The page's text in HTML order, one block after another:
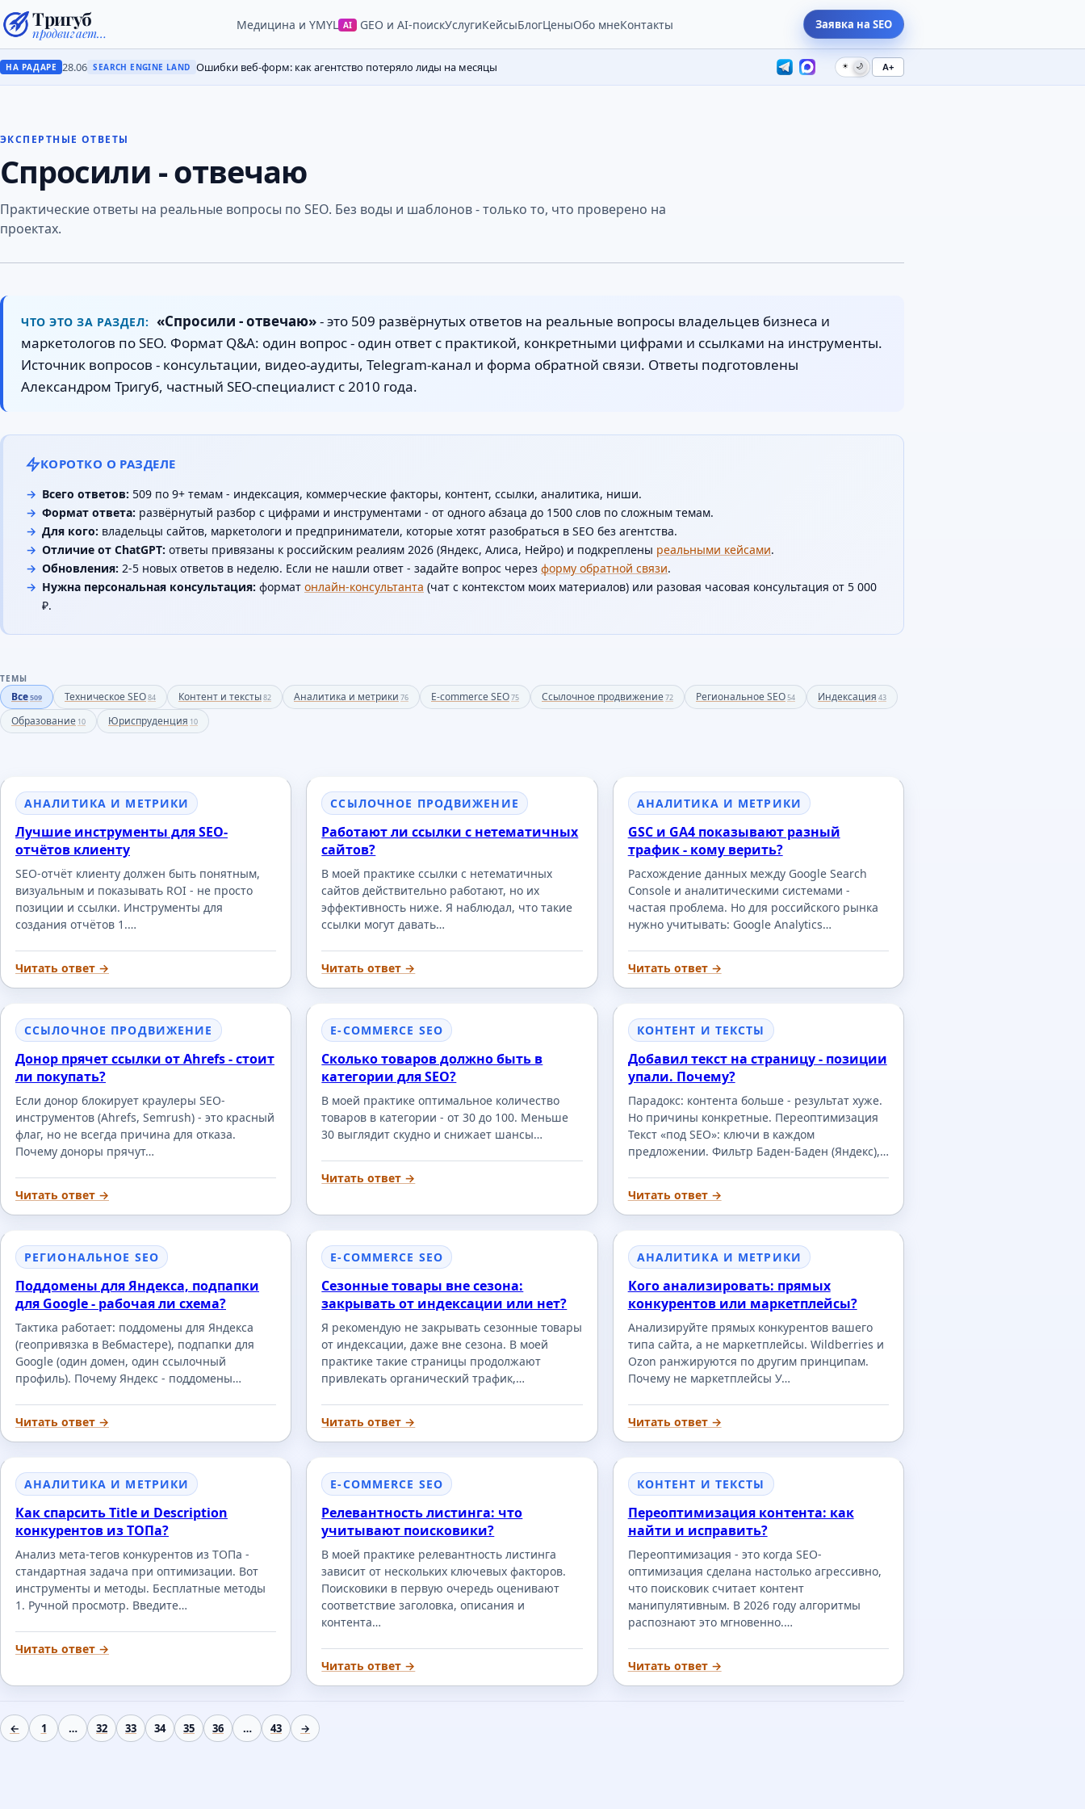
Тригуб
продвигает…
Медицина и YMYL AI GEO и AI-поискУслугиКейсыБлогЦеныОбо мнеКонтакты Заявка на SEO
НА РАДАРЕ 28.06 SEARCH ENGINE LAND Ошибки веб-форм: как агентство потеряло лиды на месяцы ☀ 🌙 A+
ЭКСПЕРТНЫЕ ОТВЕТЫ
Спросили - отвечаю
Практические ответы на реальные вопросы по SEO. Без воды и шаблонов - только то, что проверено на
проектах.
ЧТО ЭТО ЗА РАЗДЕЛ: «Спросили - отвечаю»- это 509 развёрнутых ответов на реальные вопросы владельцев бизнеса и
маркетологов по SEO. Формат Q&A: один вопрос - один ответ с практикой, конкретными цифрами и ссылками на инструменты.
Источник вопросов - консультации, видео-аудиты, Telegram-канал и форма обратной связи. Ответы подготовлены
Александром Тригуб, частный SEO-специалист с 2010 года.
КОРОТКО О РАЗДЕЛЕ
Всего ответов: 509 по 9+ темам - индексация, коммерческие факторы, контент, ссылки, аналитика, ниши.
Формат ответа: развёрнутый разбор с цифрами и инструментами - от одного абзаца до 1500 слов по сложным темам.
Для кого: владельцы сайтов, маркетологи и предприниматели, которые хотят разобраться в SEO без агентства.
Отличие от ChatGPT: ответы привязаны к российским реалиям 2026 (Яндекс, Алиса, Нейро) и подкреплены реальными кейсами.
Обновления: 2-5 новых ответов в неделю. Если не нашли ответ - задайте вопрос через форму обратной связи.
Нужна персональная консультация: формат онлайн-консультанта (чат с контекстом моих материалов) или разовая часовая консультация от 5 000
₽.
ТЕМЫ
Все509 Техническое SEO84 Контент и тексты82 Аналитика и метрики 76 E-commerce SEO75 Ссылочное продвижение72 Региональное SEO 54 Индексация 43
Образование 10 Юриспруденция 10
АНАЛИТИКА И МЕТРИКИ
Лучшие инструменты для SEO-
отчётов клиенту
SEO-отчёт клиенту должен быть понятным,
визуальным и показывать ROI - не просто
позиции и ссылки. Инструменты для
создания отчётов 1.…
Читать ответ →
ССЫЛОЧНОЕ ПРОДВИЖЕНИЕ
Работают ли ссылки с нетематичных
сайтов?
В моей практике ссылки с нетематичных
сайтов действительно работают, но их
эффективность ниже. Я наблюдал, что такие
ссылки могут давать…
Читать ответ →
АНАЛИТИКА И МЕТРИКИ
GSC и GA4 показывают разный
трафик - кому верить?
Расхождение данных между Google Search
Console и аналитическими системами -
частая проблема. Но для российского рынка
нужно учитывать: Google Analytics…
Читать ответ →
ССЫЛОЧНОЕ ПРОДВИЖЕНИЕ
Донор прячет ссылки от Ahrefs - стоит
ли покупать?
Если донор блокирует краулеры SEO-
инструментов (Ahrefs, Semrush) - это красный
флаг, но не всегда причина для отказа.
Почему доноры прячут…
Читать ответ →
E-COMMERCE SEO
Сколько товаров должно быть в
категории для SEO?
В моей практике оптимальное количество
товаров в категории - от 30 до 100. Меньше
30 выглядит скудно и снижает шансы…
Читать ответ →
КОНТЕНТ И ТЕКСТЫ
Добавил текст на страницу - позиции
упали. Почему?
Парадокс: контента больше - результат хуже.
Но причины конкретные. Переоптимизация
Текст «под SEO»: ключи в каждом
предложении. Фильтр Баден-Баден (Яндекс),…
Читать ответ →
РЕГИОНАЛЬНОЕ SEO
Поддомены для Яндекса, подпапки
для Google - рабочая ли схема?
Тактика работает: поддомены для Яндекса
(геопривязка в Вебмастере), подпапки для
Google (один домен, один ссылочный
профиль). Почему Яндекс - поддомены…
Читать ответ →
E-COMMERCE SEO
Сезонные товары вне сезона:
закрывать от индексации или нет?
Я рекомендую не закрывать сезонные товары
от индексации, даже вне сезона. В моей
практике такие страницы продолжают
привлекать органический трафик,…
Читать ответ →
АНАЛИТИКА И МЕТРИКИ
Кого анализировать: прямых
конкурентов или маркетплейсы?
Анализируйте прямых конкурентов вашего
типа сайта, а не маркетплейсы. Wildberries и
Ozon ранжируются по другим принципам.
Почему не маркетплейсы У…
Читать ответ →
АНАЛИТИКА И МЕТРИКИ
Как спарсить Title и Description
конкурентов из ТОПа?
Анализ мета-тегов конкурентов из ТОПа -
стандартная задача при оптимизации. Вот
инструменты и методы. Бесплатные методы
1. Ручной просмотр. Введите…
Читать ответ →
E-COMMERCE SEO
Релевантность листинга: что
учитывают поисковики?
В моей практике релевантность листинга
зависит от нескольких ключевых факторов.
Поисковики в первую очередь оценивают
соответствие заголовка, описания и
контента…
Читать ответ →
КОНТЕНТ И ТЕКСТЫ
Переоптимизация контента: как
найти и исправить?
Переоптимизация - это когда SEO-
оптимизация сделана настолько агрессивно,
что поисковик считает контент
манипулятивным. В 2026 году алгоритмы
распознают это мгновенно.…
Читать ответ →
← 1 … 32 33 34 35 36 … 43 →